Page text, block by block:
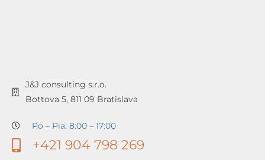
J&J consulting s.r.o.
Bottova 5, 811 09 Bratislava
Po – Pia: 8:00 – 17:00
+421 904 798 269